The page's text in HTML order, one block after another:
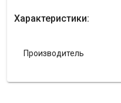
Характеристики:
Производитель